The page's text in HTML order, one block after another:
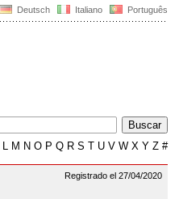
Deutsch Italiano Português
L M N O P Q R S T U V W X Y Z #
Registrado el 27/04/2020